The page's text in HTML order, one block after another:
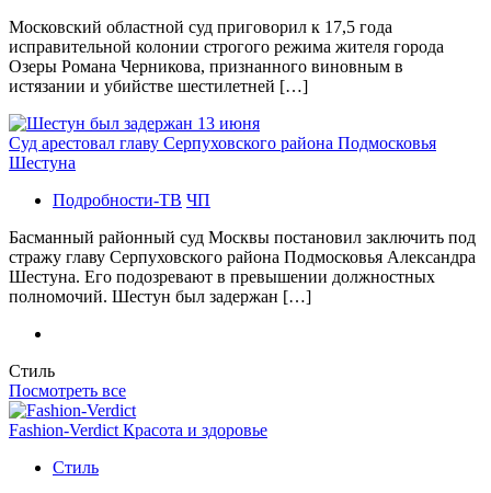
Московский областной суд приговорил к 17,5 года
исправительной колонии строгого режима жителя города
Озеры Романа Черникова, признанного виновным в
истязании и убийстве шестилетней […]
Суд арестовал главу Серпуховского района Подмосковья
Шестуна
Подробности-ТВ ЧП
Басманный районный суд Москвы постановил заключить под
стражу главу Серпуховского района Подмосковья Александра
Шестуна. Его подозревают в превышении должностных
полномочий. Шестун был задержан […]
Стиль
Посмотреть все
Fashion-Verdict Красота и здоровье
Стиль